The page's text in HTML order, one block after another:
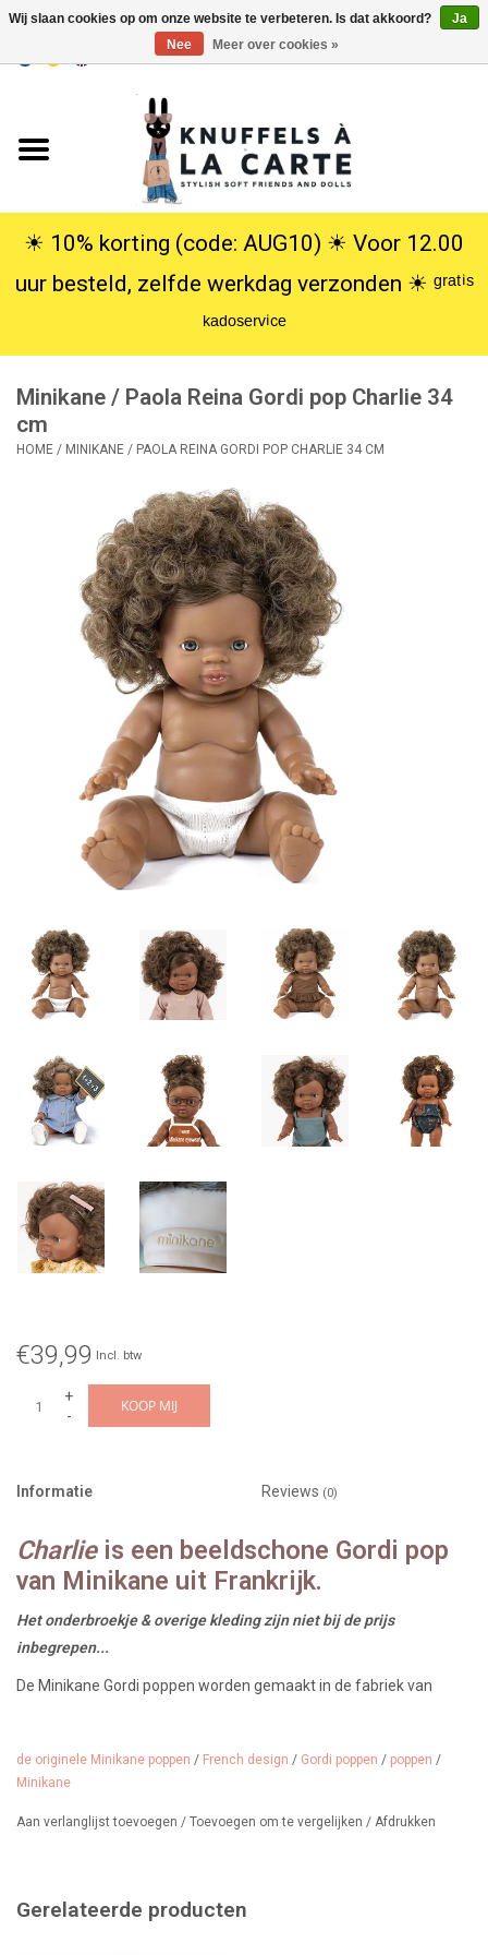
USD
Knuffels
Poppen
SALE
☀︎ 10% korting (code: AUG10) ☀︎ Voor 12.00
uur besteld, zelfde werkdag verzonden ☀︎ ᵍʳᵃᵗⁱˢ
ᵏᵃᵈᵒˢᵉʳᵛⁱᶜᵉ
Minikane / Paola Reina Gordi pop Charlie 34
cm
HOME / MINIKANE / PAOLA REINA GORDI POP CHARLIE 34 CM
€39,99 Incl. btw
+
-
KOOP MIJ
Informatie Reviews (0)
Charlieis een beeldschone Gordi pop
van Minikane uit Frankrijk.
Het onderbroekje & overige kleding zijn niet bij de prijs
inbegrepen...
De Minikane Gordi poppen worden gemaakt in de fabriek van
Afmeting 34 cm. Alle Gordi poppen hebben een lichte vanillegeur.
Wij verkopen heel veel
inmiddels zeer grote collectie (Minikane) Gordipoppen.
de originele Minikane poppen / French design / Gordi poppen / poppen /
Minikane
Aan verlanglijst toevoegen / Toevoegen om te vergelijken / Afdrukken
Gerelateerde producten
Wij slaan cookies op om onze website te verbeteren. Is dat akkoord?
Ja
Nee
Meer over cookies »